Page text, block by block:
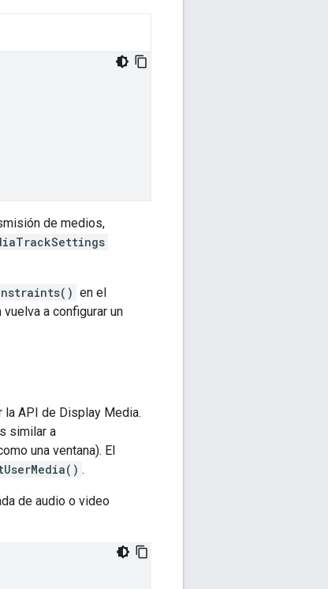
de medios,
en el
a configurar un
la API de Display Media.
similar a
una ventana). El
.
de audio o video